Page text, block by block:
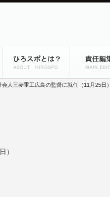
人三菱重工広島の監督に就任（11月25日）
）